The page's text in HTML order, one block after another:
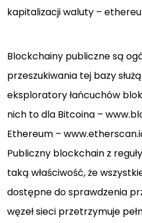
kapitalizacji waluty –
Blockchainy publiczne są
przeszukiwania tej bazy
eksploratory łańcuchów
nich to dla Bitcoina –
Ethereum –
Publiczny blockchain z
taką właściwość, że
dostępne do sprawdzenia
węzeł sieci przetrzymuje